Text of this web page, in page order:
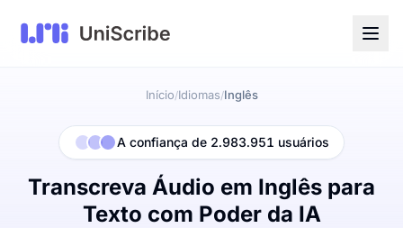
Início/Idiomas/Inglês
A confiança de 2.983.951 usuários
Transcreva Áudio em Inglês para
Texto com Poder da IA